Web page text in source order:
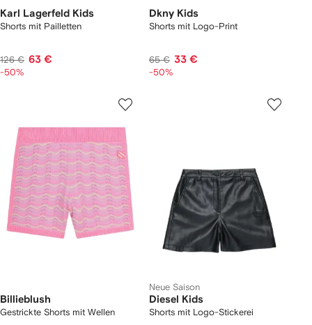
Karl Lagerfeld Kids
Shorts mit Pailletten
126 € 63 €
-50%
Dkny Kids
Shorts mit Logo-Print
65 € 33 €
-50%
Billieblush
Gestrickte Shorts mit Wellen
Neue Saison
Diesel Kids
Shorts mit Logo-Stickerei